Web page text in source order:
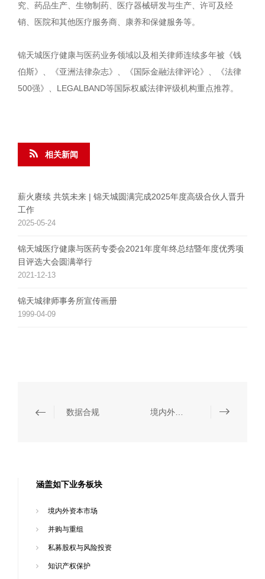
究、药品生产、生物制药、医疗器械研发与生产、许可及经
销、医院和其他医疗服务商、康养和保健服务等。
锦天城医疗健康与医药业务领域以及相关律师连续多年被《钱
伯斯》、《亚洲法律杂志》、《国际金融法律评论》、《法律
500强》、LEGALBAND等国际权威法律评级机构重点推荐。
相关新闻
薪火赓续 共筑未来 | 锦天城圆满完成2025年度高级合伙人晋升
工作
2025-05-24
锦天城医疗健康与医药专委会2021年度年终总结暨年度优秀项
目评选大会圆满举行
2021-12-13
锦天城律师事务所宣传画册
1999-04-09
数据合规
涵盖如下业务板块
境内外资本市场
并购与重组
私募股权与风险投资
知识产权保护